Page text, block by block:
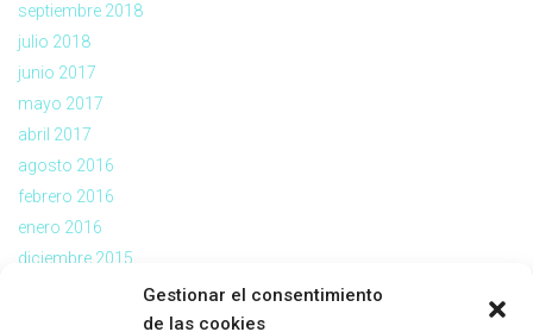
Gestionar el consentimiento
de las cookies
septiembre 2018
julio 2018
junio 2017
mayo 2017
abril 2017
agosto 2016
febrero 2016
enero 2016
diciembre 2015